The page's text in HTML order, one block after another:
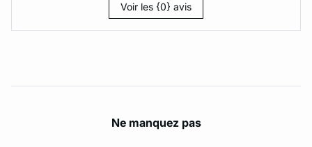
Voir les {0} avis
Ne manquez pas